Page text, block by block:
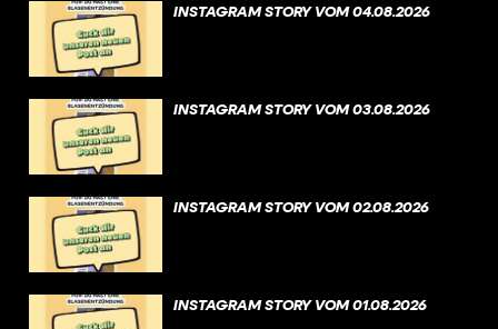
INSTAGRAM STORY VOM 04.08.2026
INSTAGRAM STORY VOM 03.08.2026
INSTAGRAM STORY VOM 02.08.2026
INSTAGRAM STORY VOM 01.08.2026